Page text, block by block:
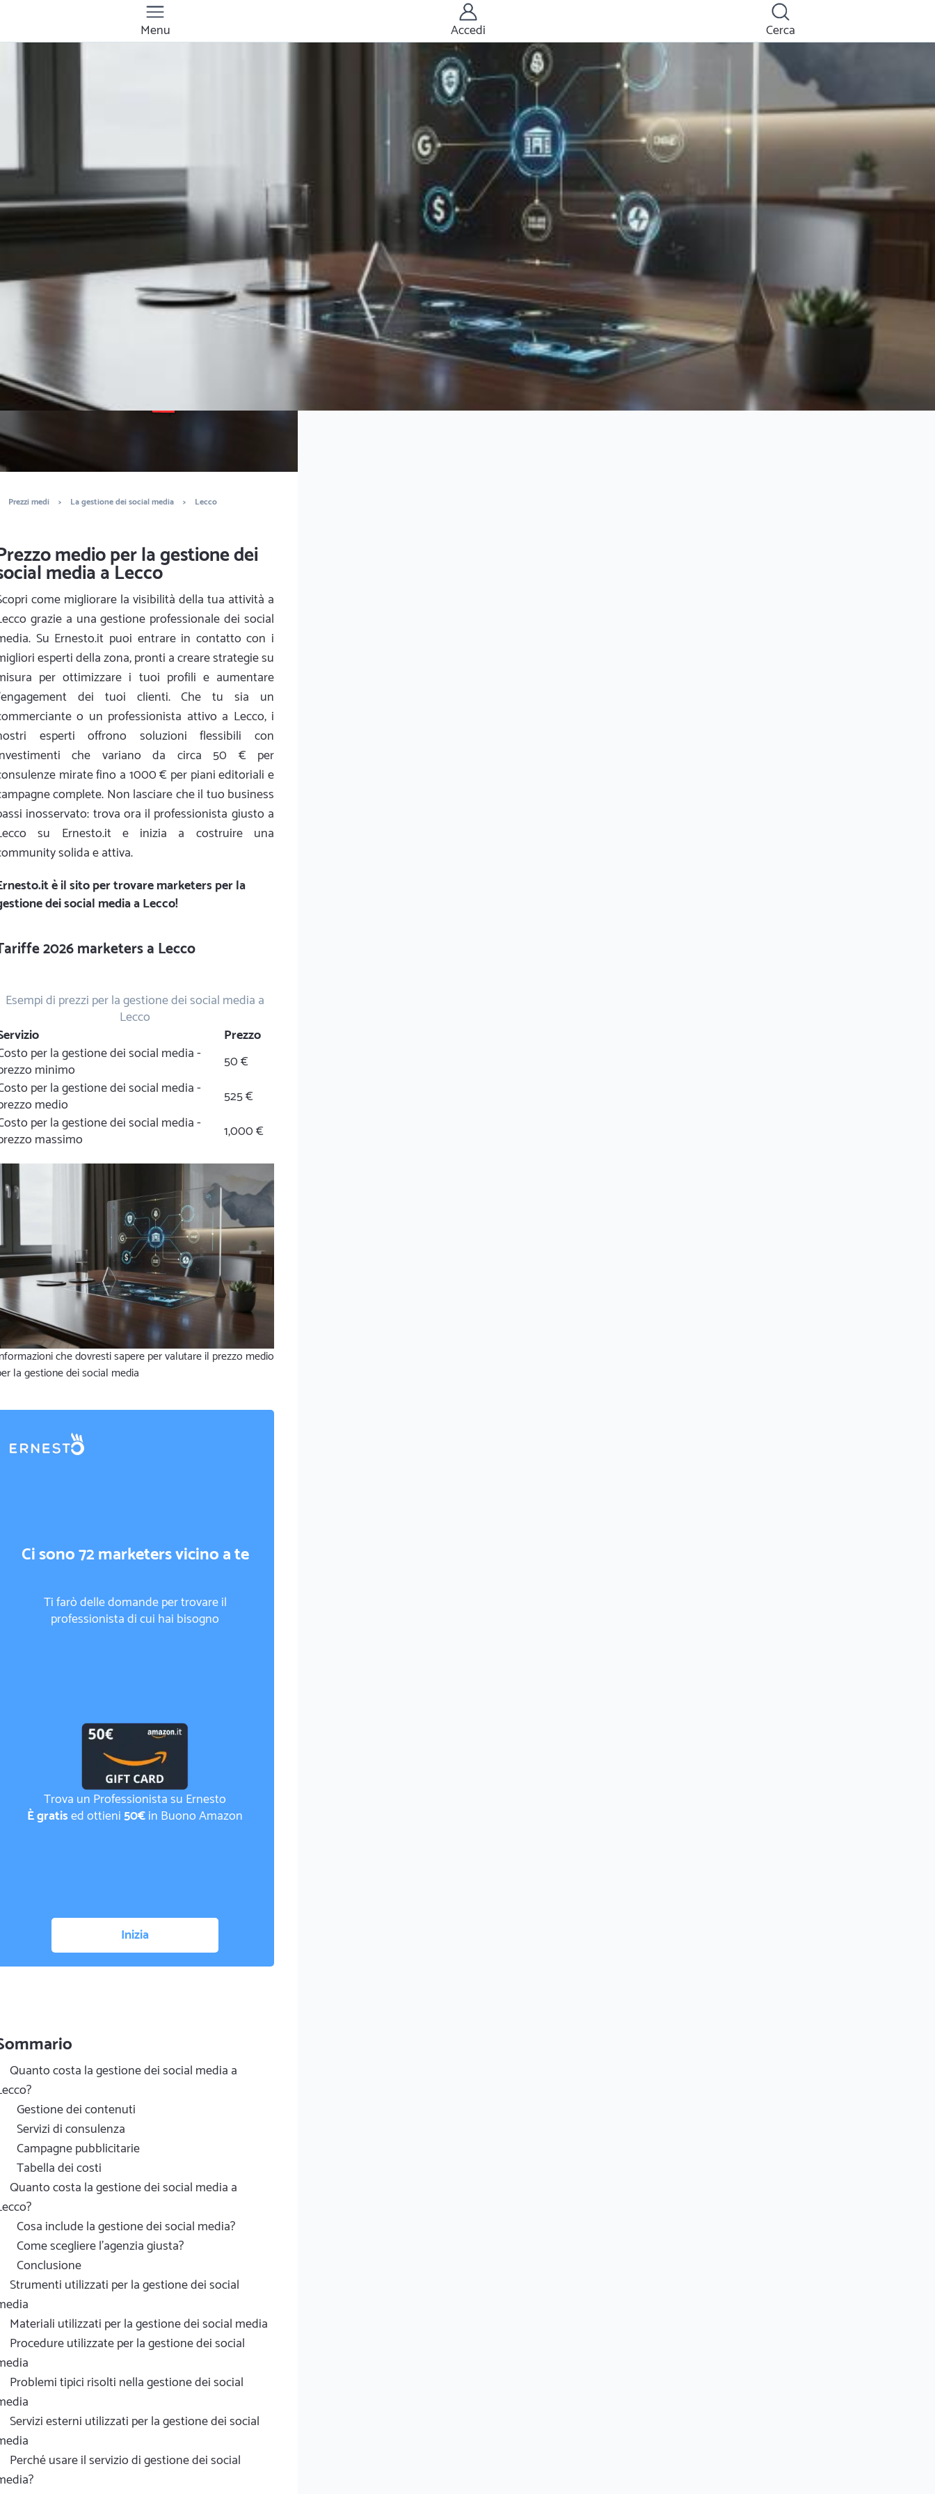
gestione dei social
media a Lecco? Prezzi
e tariffe 2026
Il costo medio per la gestione dei social media
50€ a 1000€
Vuoi sapere il prezzo preciso per la gestione dei
social media? Ottieni preventivi gratuiti.
Prezzi medi > La gestione dei social media > Lecco
medio per la gestione dei
media a Lecco
come migliorare la visibilità della tua attività a
grazie a una gestione professionale dei social
Su Ernesto.it puoi entrare in contatto con i
esperti della zona, pronti a creare strategie su
per ottimizzare i tuoi profili e aumentare
dei tuoi clienti. Che tu sia un
o un professionista attivo a Lecco, i
esperti offrono soluzioni flessibili con
che variano da circa 50 € per
mirate fino a 1000 € per piani editoriali e
complete. Non lasciare che il tuo business
inosservato: trova ora il professionista giusto a
su Ernesto.it e inizia a costruire una
solida e attiva.
è il sito per trovare marketers per la
dei social media a Lecco!
2026 marketers a Lecco
Esempi di prezzi per la gestione dei social media a
Lecco
Prezzo
per la gestione dei social media -
minimo
50 €
per la gestione dei social media -
medio
525 €
per la gestione dei social media -
massimo
1,000 €
che dovresti sapere per valutare il prezzo medio
la gestione dei social media
Ci sono 72 marketers vicino a te
Ti farò delle domande per trovare il
professionista di cui hai bisogno
Trova un Professionista su Ernesto
È gratised ottieni50€in Buono Amazon
Inizia
Quanto costa la gestione dei social media a
Gestione dei contenuti
Servizi di consulenza
Campagne pubblicitarie
Tabella dei costi
Quanto costa la gestione dei social media a
Cosa include la gestione dei social media?
Come scegliere l'agenzia giusta?
Conclusione
Strumenti utilizzati per la gestione dei social
Materiali utilizzati per la gestione dei social media
Procedure utilizzate per la gestione dei social
Problemi tipici risolti nella gestione dei social
Servizi esterni utilizzati per la gestione dei social
Perché usare il servizio di gestione dei social
Menu Accedi Cerca